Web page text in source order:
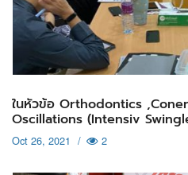
ในหัวข้อ Orthodontics
Oscillations (Intensiv
Oct 26, 2021 / 2